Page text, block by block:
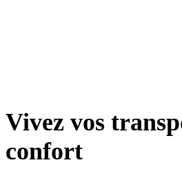
Vivez vos
confort